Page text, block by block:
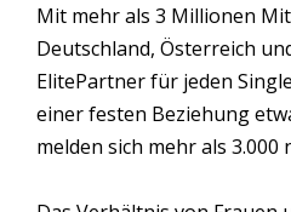
Mit mehr als 3 Millionen
Deutschland, Österreich
ElitePartner für jeden
einer festen Beziehung
melden sich mehr als 3.000